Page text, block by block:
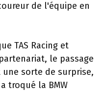
de l'équipe en
TAS Racing et
le passage
une sorte de surprise,
troqué la BMW